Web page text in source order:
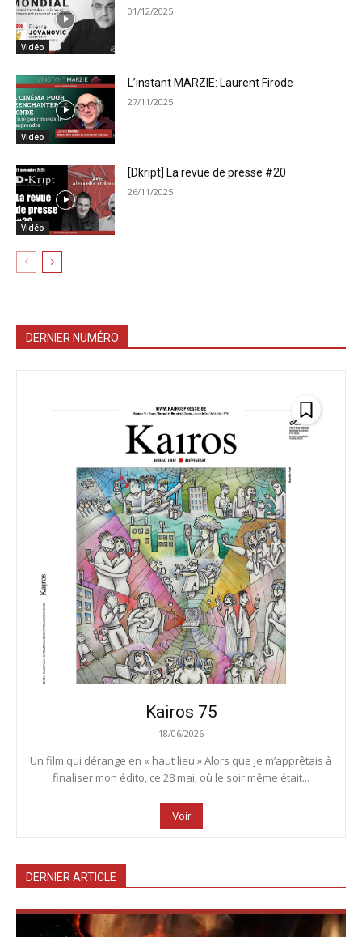
Vidéo
01/12/2025
Vidéo
L’instant MARZIE: Laurent Firode
27/11/2025
Vidéo
[Dkript] La revue de presse #20
26/11/2025
DERNIER NUMÉRO
Kairos 75
18/06/2026
Un film qui dérange en « haut lieu » Alors que je m’apprêtais à
finaliser mon édito, ce 28 mai, où le soir même était...
Voir
DERNIER ARTICLE